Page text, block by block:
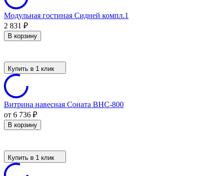
Модульная гостиная Сидней компл.1
2 831 ₽
В корзину
Купить в 1 клик
Витрина навесная Соната ВНС-800
от 6 736 ₽
В корзину
Купить в 1 клик